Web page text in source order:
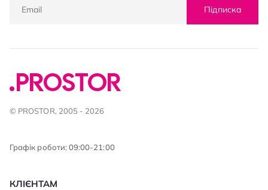
Підписка
© PROSTOR, 2005 - 2026
Графік роботи: 09:00-21:00
КЛІЄНТАМ